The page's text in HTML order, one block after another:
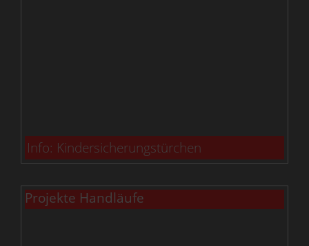
Info: Kindersicherungstürchen
Projekte Handläufe